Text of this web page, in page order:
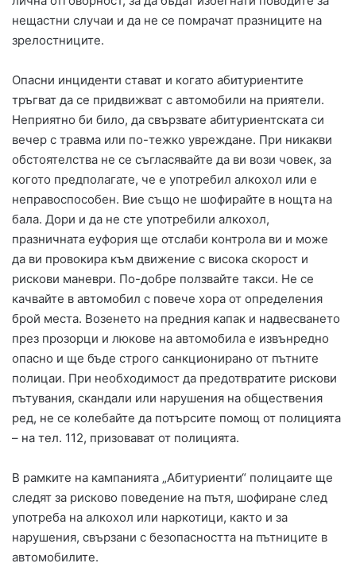
нещастни случаи и да не се помрачат празниците на
зрелостниците.
Опасни инциденти стават и когато абитуриентите
тръгват да се придвижват с автомобили на приятели.
Неприятно би било, да свързвате абитуриентската си
вечер с травма или по-тежко увреждане. При никакви
обстоятелства не се съгласявайте да ви вози човек, за
когото предполагате, че е употребил алкохол или е
неправоспособен. Вие също не шофирайте в нощта на
бала. Дори и да не сте употребили алкохол,
празничната еуфория ще отслаби контрола ви и може
да ви провокира към движение с висока скорост и
рискови маневри. По-добре ползвайте такси. Не се
качвайте в автомобил с повече хора от определения
брой места. Возенето на предния капак и надвесването
през прозорци и люкове на автомобила е извънредно
опасно и ще бъде строго санкционирано от пътните
полицаи. При необходимост да предотвратите рискови
пътувания, скандали или нарушения на обществения
ред, не се колебайте да потърсите помощ от полицията
– на тел. 112, призовават от полицията.
В рамките на кампанията „Абитуриенти“ полицаите ще
следят за рисково поведение на пътя, шофиране след
употреба на алкохол или наркотици, както и за
нарушения, свързани с безопасността на пътниците в
автомобилите.